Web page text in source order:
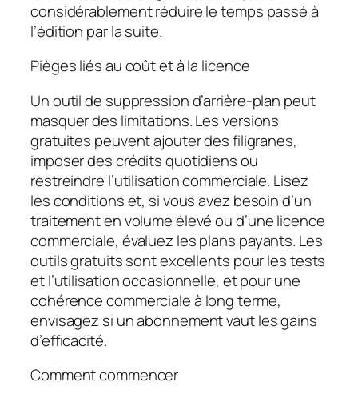
considérablement réduire le temps passé à
l’édition par la suite.
Pièges liés au coût et à la licence
Un outil de suppression d’arrière-plan peut
masquer des limitations. Les versions
gratuites peuvent ajouter des filigranes,
imposer des crédits quotidiens ou
restreindre l’utilisation commerciale. Lisez
les conditions et, si vous avez besoin d’un
traitement en volume élevé ou d’une licence
commerciale, évaluez les plans payants. Les
outils gratuits sont excellents pour les tests
et l’utilisation occasionnelle, et pour une
cohérence commerciale à long terme,
envisagez si un abonnement vaut les gains
d’efficacité.
Comment commencer